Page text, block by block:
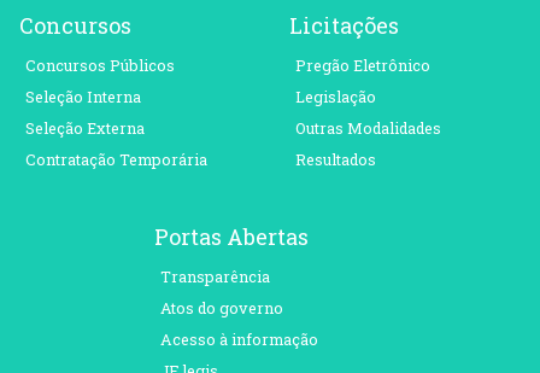
Concursos
Concursos Públicos
Seleção Interna
Seleção Externa
Contratação Temporária
Licitações
Pregão Eletrônico
Legislação
Outras Modalidades
Resultados
Portas Abertas
Transparência
Atos do governo
Acesso à informação